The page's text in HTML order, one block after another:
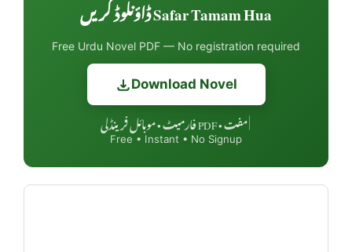
Safar Tamam Hua ڈاؤنلوڈ کریں
Free Urdu Novel PDF — No registration required
Download Novel
مفت • PDF فارمیٹ • موبائل فرینڈلی
Free • Instant • No Signup